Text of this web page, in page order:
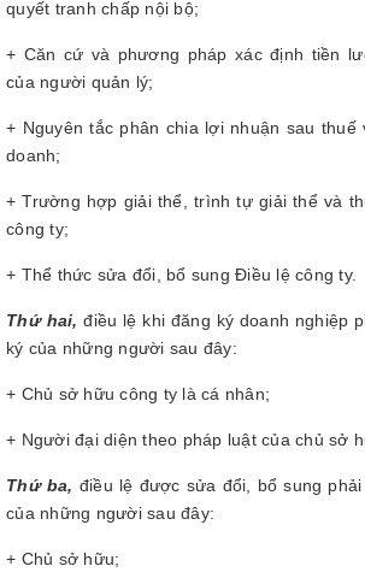
quyết tranh chấp nội bộ;
+ Căn cứ và phương pháp xác định tiền
của người quản lý;
+ Nguyên tắc phân chia lợi nhuận sau
doanh;
+ Trường hợp giải thể, trình tự giải thể và
công ty;
+ Thể thức sửa đổi, bổ sung Điều lệ công ty.
Thứ hai, điều lệ khi đăng ký doanh nghiệp
ký của những người sau đây:
+ Chủ sở hữu công ty là cá nhân;
+ Người đại diện theo pháp luật của chủ sở
Thứ ba, điều lệ được sửa đổi, bổ sung
của những người sau đây:
+ Chủ sở hữu;